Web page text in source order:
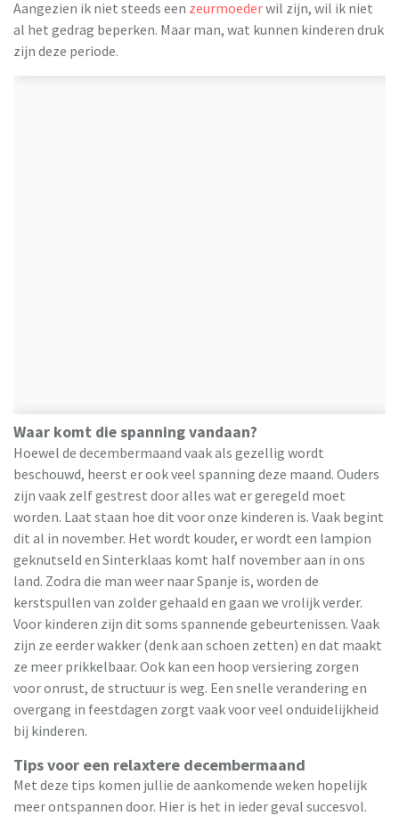
Aangezien ik niet steeds een zeurmoederwil zijn, wil ik niet
al het gedrag beperken. Maar man, wat kunnen kinderen druk
zijn deze periode.
Waar komt die spanning vandaan?
Hoewel de decembermaand vaak als gezellig wordt
beschouwd, heerst er ook veel spanning deze maand. Ouders
zijn vaak zelf gestrest door alles wat er geregeld moet
worden. Laat staan hoe dit voor onze kinderen is. Vaak begint
dit al in november. Het wordt kouder, er wordt een lampion
geknutseld en Sinterklaas komt half november aan in ons
land. Zodra die man weer naar Spanje is, worden de
kerstspullen van zolder gehaald en gaan we vrolijk verder.
Voor kinderen zijn dit soms spannende gebeurtenissen. Vaak
zijn ze eerder wakker (denk aan schoen zetten) en dat maakt
ze meer prikkelbaar. Ook kan een hoop versiering zorgen
voor onrust, de structuur is weg. Een snelle verandering en
overgang in feestdagen zorgt vaak voor veel onduidelijkheid
bij kinderen.
Tips voor een relaxtere decembermaand
Met deze tips komen jullie de aankomende weken hopelijk
meer ontspannen door. Hier is het in ieder geval succesvol.